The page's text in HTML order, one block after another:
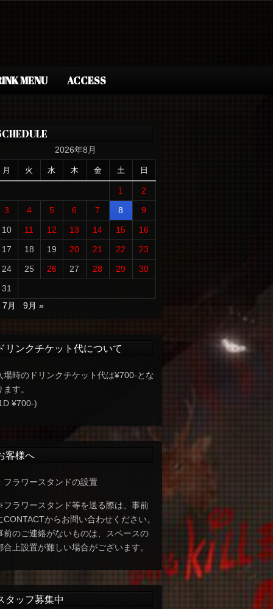
MENU ACCESS
2026年8月
月 火 水 木 金 土 日
1
2
3
4 5 6 7 8
9
10
11 12 13 14 15
16
17
18 19 20 21 22
23
24
25 26 27 28 29
30
31
7月
9月 »
リンクチケット代について
場時のドリンクチケット代は¥700-とな
ます。
¥700-)
客様へ
フラワースタンドの設置
ラワースタンド等を送る際は、事前
CONTACTからお問い合わせください。
前のご連絡がないものは、スペースの
合上設置が難しい場合がございます。
タッフ募集中